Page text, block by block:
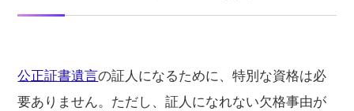
公正証書遺言の証人になるために、特別な資格は必
要ありません。ただし、証人になれない欠格事由が